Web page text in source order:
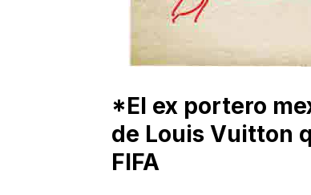
*El ex portero
de Louis Vuitton
FIFA